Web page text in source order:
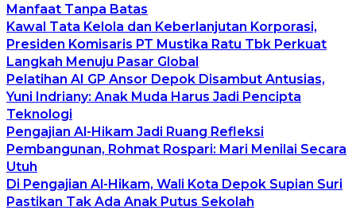
Manfaat Tanpa Batas
Kawal Tata Kelola dan Keberlanjutan Korporasi,
Presiden Komisaris PT Mustika Ratu Tbk Perkuat
Langkah Menuju Pasar Global
Pelatihan AI GP Ansor Depok Disambut Antusias,
Yuni Indriany: Anak Muda Harus Jadi Pencipta
Teknologi
Pengajian Al-Hikam Jadi Ruang Refleksi
Pembangunan, Rohmat Rospari: Mari Menilai Secara
Utuh
Di Pengajian Al-Hikam, Wali Kota Depok Supian Suri
Pastikan Tak Ada Anak Putus Sekolah